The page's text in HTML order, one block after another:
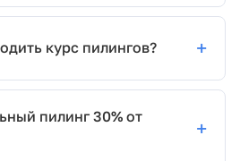
курс пилингов?
пилинг 30% от